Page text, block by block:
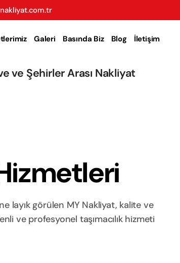
Galeri Basında Biz Blog İletişim
ve Şehirler Arası Nakliyat
layık görülen MY Nakliyat, kalite ve
ve profesyonel taşımacılık hizmeti